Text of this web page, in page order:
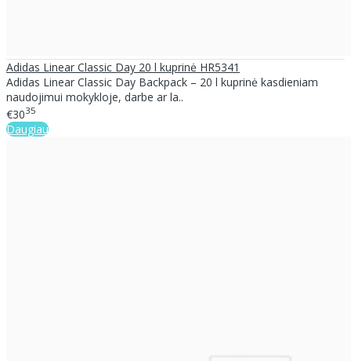
Adidas Linear Classic Day 20 l kuprinė HR5341
Adidas Linear Classic Day Backpack – 20 l kuprinė kasdieniam
naudojimui mokykloje, darbe ar la..
€3035
Daugiau